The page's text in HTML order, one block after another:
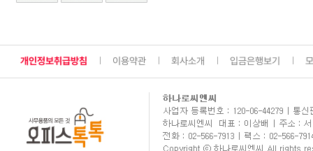
개인정보취급방침 이용약관 회사소개 입금은행보기